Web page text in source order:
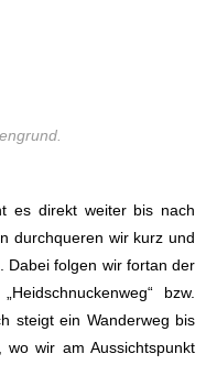
es direkt weiter bis nach
durchqueren wir kurz und
Dabei folgen wir fortan der
bzw.
steigt ein Wanderweg bis
wir am Aussichtspunkt